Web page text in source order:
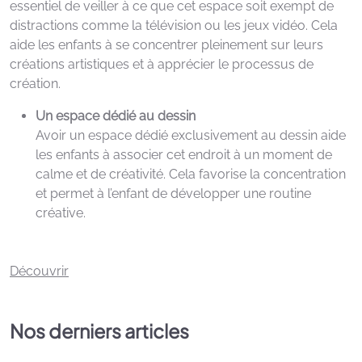
essentiel de veiller à ce que cet espace soit exempt de
distractions comme la télévision ou les jeux vidéo. Cela
aide les enfants à se concentrer pleinement sur leurs
créations artistiques et à apprécier le processus de
création.
Un espace dédié au dessin
Avoir un espace dédié exclusivement au dessin aide
les enfants à associer cet endroit à un moment de
calme et de créativité. Cela favorise la concentration
et permet à l’enfant de développer une routine
créative.
Découvrir
Nos derniersarticles